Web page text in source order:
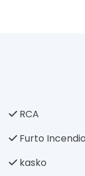
RCA
Furto Incendio
kasko